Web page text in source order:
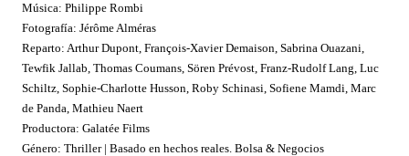
Música: Philippe Rombi
Fotografía: Jérôme Alméras
Reparto: Arthur Dupont, François-Xavier Demaison, Sabrina Ouazani,
Tewfik Jallab, Thomas Coumans, Sören Prévost, Franz-Rudolf Lang, Luc
Schiltz, Sophie-Charlotte Husson, Roby Schinasi, Sofiene Mamdi, Marc
de Panda, Mathieu Naert
Productora: Galatée Films
Género: Thriller | Basado en hechos reales. Bolsa & Negocios